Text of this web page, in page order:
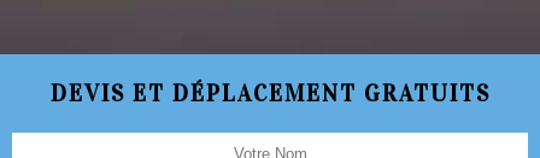
DEVIS ET DÉPLACEMENT GRATUITS